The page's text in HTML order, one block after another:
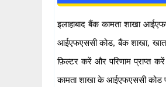
इलाहाबाद बैंक कामता शाखा
आईएफएससी कोड, बैंक शाखा,
फ़िल्टर करें और परिणाम प्राप्त
कामता शाखा के आईएफएससी कोड